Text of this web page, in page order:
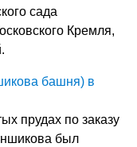
сада
Кремля,
башня) в
прудах по заказу
был